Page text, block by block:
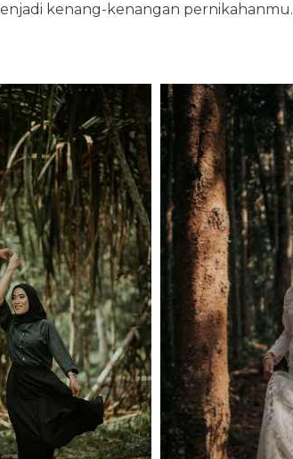
kenang-kenangan pernikahanmu.